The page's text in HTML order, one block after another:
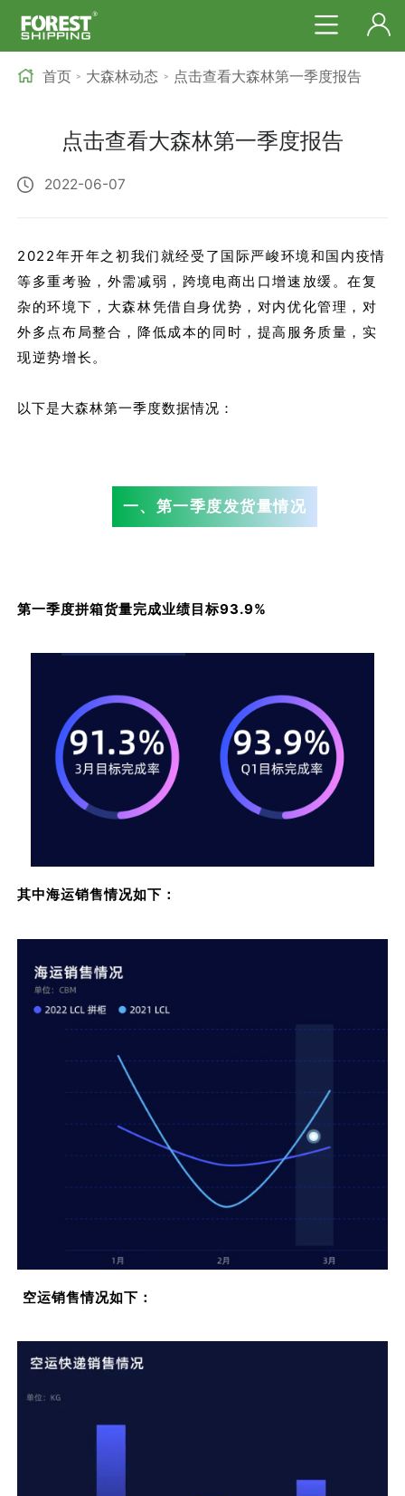
首页 > 大森林动态 > 点击查看大森林第一季度报告
点击查看大森林第一季度报告
2022-06-07
2022年开年之初我们就经受了国际严峻环境和国内疫情
等多重考验，外需减弱，跨境电商出口增速放缓。在复
杂的环境下，大森林凭借自身优势，对内优化管理，对
外多点布局整合，降低成本的同时，提高服务质量，实
现逆势增长。
以下是大森林第一季度数据情况：
一、第一季度发货量情况
第一季度拼箱货量完成业绩目标93.9%
其中海运销售情况如下：
空运销售情况如下：